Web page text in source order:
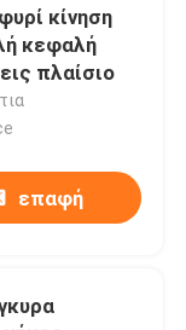
κίνηση
κεφαλή
πλαίσιο
επαφή